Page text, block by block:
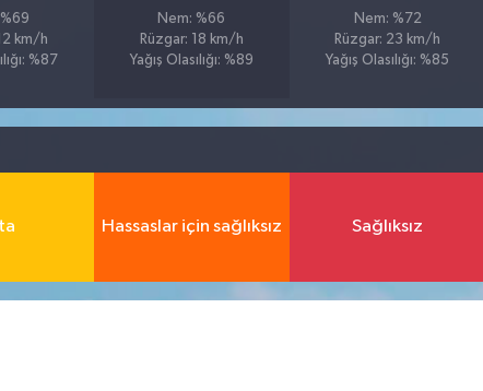
km/h
%87
Nem: %66
Rüzgar: 18 km/h
Yağış Olasılığı: %89
Nem: %72
Rüzgar: 23 km/h
Yağış Olasılığı: %85
Hassaslar için sağlıksız Sağlıksız